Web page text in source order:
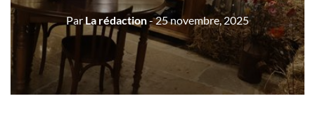
ParLa rédaction- 25 novembre, 2025